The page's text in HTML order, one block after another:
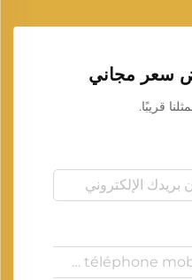
سعر مجاني
قريبًا.